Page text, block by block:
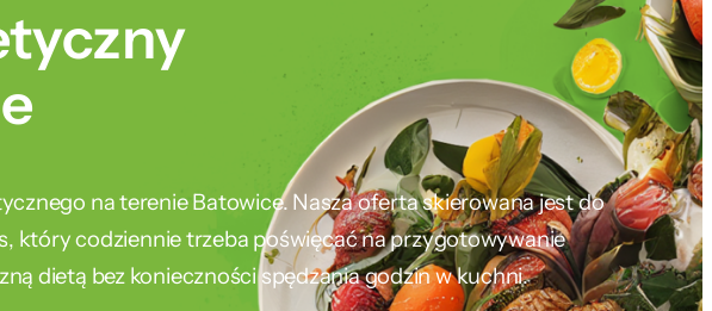
na terenie Batowice. Nasza oferta skierowana jest do
który codziennie trzeba poświęcać na przygotowywanie
dietą bez konieczności spędzania godzin w kuchni.